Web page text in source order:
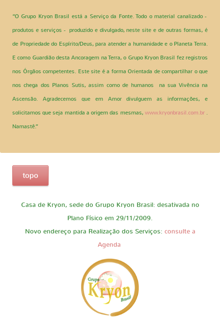
“O Grupo Kryon Brasil está a Serviço da Fonte. Todo o material canalizado -
produtos e serviços - produzido e divulgado, neste site e de outras formas, é
de Propriedade do Espírito/Deus, para atender a humanidade e o Planeta Terra.
E como Guardião desta Ancoragem na Terra, o Grupo Kryon Brasil fez registros
nos Órgãos competentes. Este site é a forma Orientada de compartilhar o que
nos chega dos Planos Sutis, assim como de humanos na sua Vivência na
Ascensão. Agradecemos que em Amor divulguem as informações, e
solicitamos que seja mantida a origem das mesmas, www.kryonbrasil.com.br.
Namastê.”
topo
Casa de Kryon, sede do Grupo Kryon Brasil: desativada no
Plano Físico em 29/11/2009.
Novo endereço para Realização dos Serviços: consulte a
Agenda